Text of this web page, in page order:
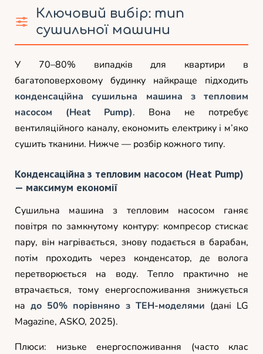
Ключовий вибір: тип
сушильної машини
У 70–80% випадків для квартири в
багатоповерховому будинку найкраще підходить
конденсаційна сушильна машина з тепловим
насосом (Heat Pump). Вона не потребує
вентиляційного каналу, економить електрику і м’яко
сушить тканини. Нижче — розбір кожного типу.
Конденсаційна з тепловим насосом (Heat Pump)
— максимум економії
Сушильна машина з тепловим насосом ганяє
повітря по замкнутому контуру: компресор стискає
пару, він нагрівається, знову подається в барабан,
потім проходить через конденсатор, де волога
перетворюється на воду. Тепло практично не
втрачається, тому енергоспоживання знижується
надо 50% порівняно з ТЕН-моделями (дані LG
Magazine, ASKO, 2025).
Плюси: низьке енергоспоживання (часто клас